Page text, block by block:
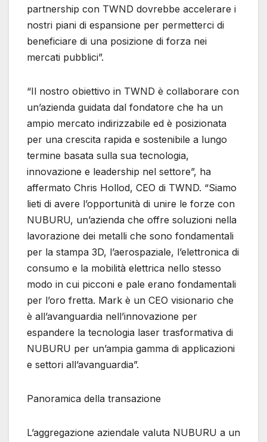
partnership con TWND dovrebbe accelerare i
nostri piani di espansione per permetterci di
beneficiare di una posizione di forza nei
mercati pubblici”.
“Il nostro obiettivo in TWND è collaborare con
un’azienda guidata dal fondatore che ha un
ampio mercato indirizzabile ed è posizionata
per una crescita rapida e sostenibile a lungo
termine basata sulla sua tecnologia,
innovazione e leadership nel settore”, ha
affermato Chris Hollod, CEO di TWND. “Siamo
lieti di avere l’opportunità di unire le forze con
NUBURU, un’azienda che offre soluzioni nella
lavorazione dei metalli che sono fondamentali
per la stampa 3D, l’aerospaziale, l’elettronica di
consumo e la mobilità elettrica nello stesso
modo in cui picconi e pale erano fondamentali
per l’oro fretta. Mark è un CEO visionario che
è all’avanguardia nell’innovazione per
espandere la tecnologia laser trasformativa di
NUBURU per un’ampia gamma di applicazioni
e settori all’avanguardia”.
Panoramica della transazione
L’aggregazione aziendale valuta NUBURU a un